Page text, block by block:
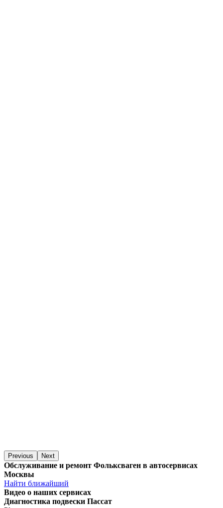
Previous Next
Обслуживание и ремонт Фольксваген в автосервисах
Москвы
Найти ближайший
Видео о наших сервисах
Диагностика подвески Пассат